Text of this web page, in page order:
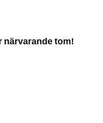
närvarande tom!